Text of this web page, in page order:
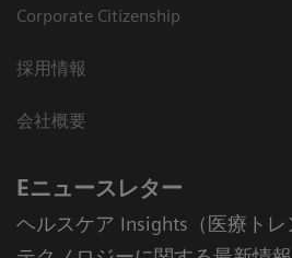
Corporate Citizenship
採用情報
会社概要
Eニュースレター
ヘルスケア Insights（医療ト